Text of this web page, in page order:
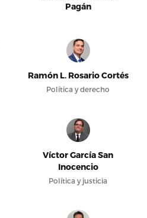
Pagán
Ramón L. Rosario Cortés
Política y derecho
Víctor García San
Inocencio
Política y justicia